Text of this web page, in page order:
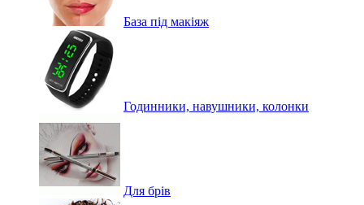
База під макіяж
Годинники, навушники, колонки
Для брів